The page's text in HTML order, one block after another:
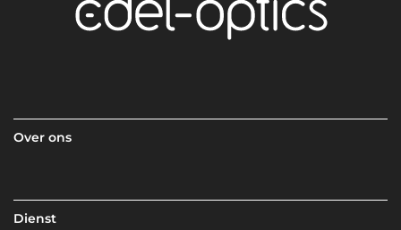
Over ons
Dienst